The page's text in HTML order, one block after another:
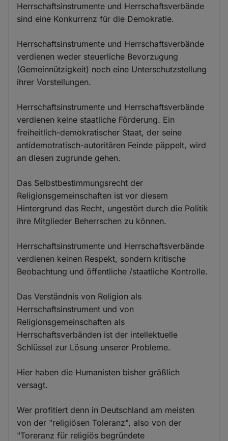
Herrschaftsinstrumente und Herrschaftsverbände
sind eine Konkurrenz für die Demokratie.
Herrschaftsinstrumente und Herrschaftsverbände
verdienen weder steuerliche Bevorzugung
(Gemeinnützigkeit) noch eine Unterschutzstellung
ihrer Vorstellungen.
Herrschaftsinstrumente und Herrschaftsverbände
verdienen keine staatliche Förderung. Ein
freiheitlich-demokratischer Staat, der seine
antidemotratisch-autoritären Feinde päppelt, wird
an diesen zugrunde gehen.
Das Selbstbestimmungsrecht der
Religionsgemeinschaften ist vor diesem
Hintergrund das Recht, ungestört durch die Politik
ihre Mitglieder Beherrschen zu können.
Herrschaftsinstrumente und Herrschaftsverbände
verdienen keinen Respekt, sondern kritische
Beobachtung und öffentliche /staatliche Kontrolle.
Das Verständnis von Religion als
Herrschaftsinstrument und von
Religionsgemeinschaften als
Herrschaftsverbänden ist der intellektuelle
Schlüssel zur Lösung unserer Probleme.
Hier haben die Humanisten bisher gräßlich
versagt.
Wer profitiert denn in Deutschland am meisten
von der "religiösen Toleranz", also von der
"Toreranz für religiös begründete